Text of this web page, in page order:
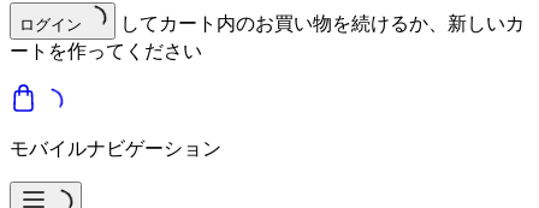
ログイン
してカート内のお買い物を続けるか、新しいカ
ートを作ってください
モバイルナビゲーション